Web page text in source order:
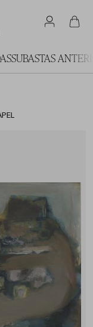
SUBASTAS